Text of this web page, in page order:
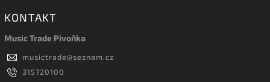
KONTAKT
Music Trade Pivoňka
musictrade@seznam.cz
315720100